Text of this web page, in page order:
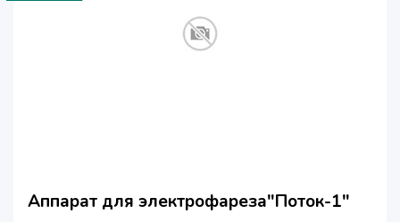
Аппарат для электрофареза"Поток-1"